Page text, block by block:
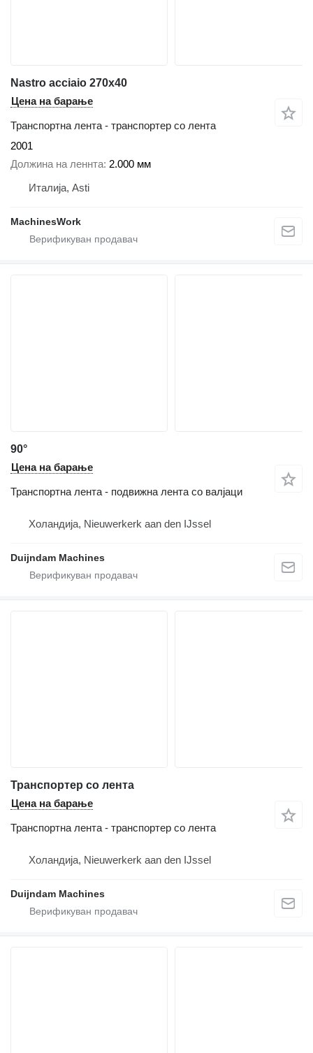
Nastro acciaio 270x40
Цена на барање
Транспортна лента - транспортер со лента
2001
Должина на леннта 2.000 мм
Италија, Asti
MachinesWork
90°
Цена на барање
Транспортна лента - подвижна лента со валјаци
Холандија, Nieuwerkerk aan den IJssel
Duijndam Machines
Транспортер со лента
Цена на барање
Транспортна лента - транспортер со лента
Холандија, Nieuwerkerk aan den IJssel
Duijndam Machines